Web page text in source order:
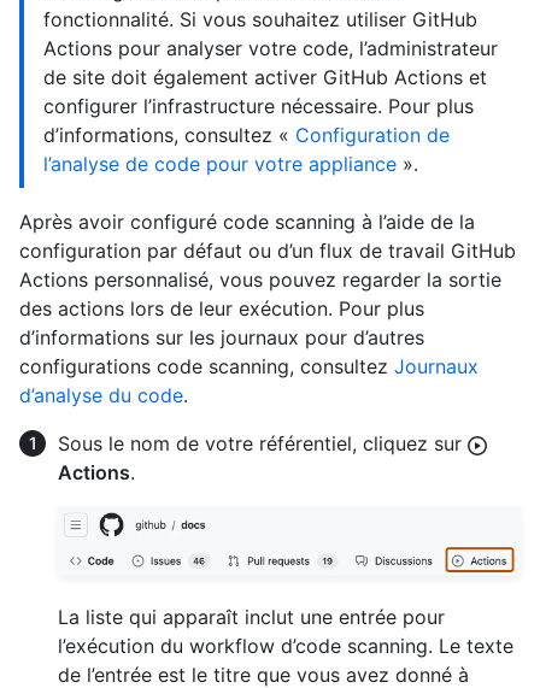
fonctionnalité. Si vous souhaitez utiliser GitHub
Actions pour analyser votre code, l’administrateur
de site doit également activer GitHub Actions et
configurer l’infrastructure nécessaire. Pour plus
d’informations, consultez « Configuration de
l’analyse de code pour votre appliance ».
Après avoir configuré code scanning à l’aide de la
configuration par défaut ou d’un flux de travail GitHub
Actions personnalisé, vous pouvez regarder la sortie
des actions lors de leur exécution. Pour plus
d’informations sur les journaux pour d’autres
configurations code scanning, consultez Journaux
d’analyse du code.
Sous le nom de votre référentiel, cliquez sur
Actions.
La liste qui apparaît inclut une entrée pour
l’exécution du workflow d’code scanning. Le texte
de l’entrée est le titre que vous avez donné à